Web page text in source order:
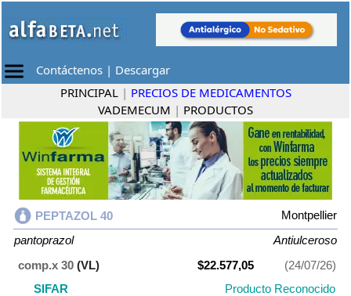
Contáctenos | Descargar
PRINCIPAL | PRECIOS DE MEDICAMENTOS
VADEMECUM | PRODUCTOS
PEPTAZOL 40
Montpellier
pantoprazol
Antiulceroso
comp.x 30 (VL) $22.577,05
(24/07/26)
SIFAR
Producto Reconocido